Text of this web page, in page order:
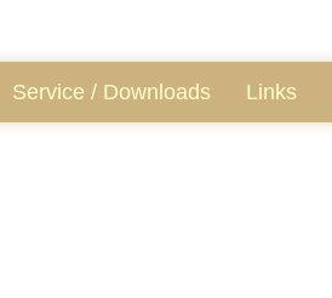
Service / Downloads Links